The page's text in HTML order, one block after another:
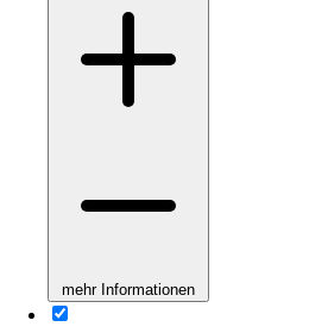
mehr Informationen